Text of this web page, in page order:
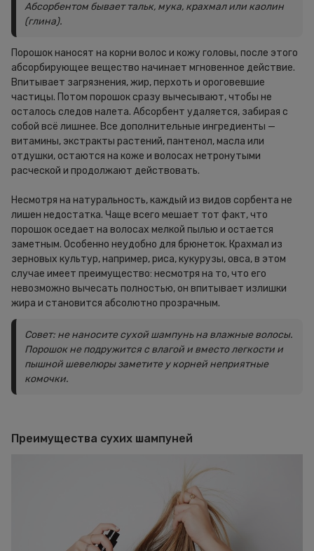
Абсорбентом бывает тальк, мука, крахмал или каолин
(глина).
Порошок наносят на корни волос и кожу головы, после этого
абсорбирующее вещество начинает мгновенное действие.
Впитывает загрязнения, жир, перхоть и ороговевшие
частицы. Потом порошок сразу вычесывают, чтобы не
осталось следов налета. Абсорбент удаляется, забирая с
собой всё лишнее. Все дополнительные ингредиенты —
витамины, экстракты растений, пантенол, масла или
отдушки, остаются на коже и волосах нетронутыми
расческой и продолжают действовать.
Несмотря на натуральность, каждый из видов сорбента не
лишен недостатка. Чаще всего мешает тот факт, что
порошок оседает на волосах мелкой пылью и остается
заметным. Особенно неудобно для брюнеток. Крахмал из
зерновых культур, например, риса, кукурузы, овса, в этом
случае имеет преимущество: несмотря на то, что его
невозможно вычесать полностью, он впитывает излишки
жира и становится абсолютно прозрачным.
Совет: не наносите сухой шампунь на влажные волосы.
Порошок не подружится с влагой и вместо легкости и
пышной шевелюры заметите у корней неприятные
комочки.
Преимущества сухих шампуней